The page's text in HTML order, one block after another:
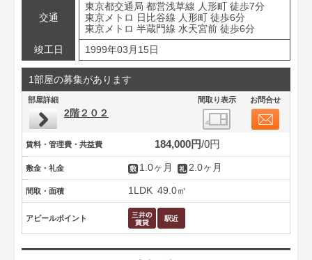
交通
東京都交通局 都営浅草線 人形町 徒歩7分
東京メトロ 日比谷線 人形町 徒歩6分
東京メトロ 半蔵門線 水天宮前 徒歩6分
竣工日
1999年03月15日
1部屋の募集があります
部屋詳細 間取り表示 お問合せ
2階２０２
賃料・管理費・共益費 184,000円 0円
敷金・礼金 1.0ヶ月 2.0ヶ月
間取・面積 1LDK 49.0㎡
アピールポイント